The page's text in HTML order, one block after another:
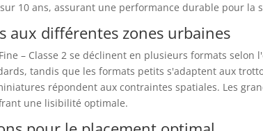
10 ans, assurant une performance durable pour la
aux différentes zones urbaines
– Classe 2 se déclinent en plusieurs formats selon
tandis que les formats petits s'adaptent aux
répondent aux contraintes spatiales. Les
une lisibilité optimale.